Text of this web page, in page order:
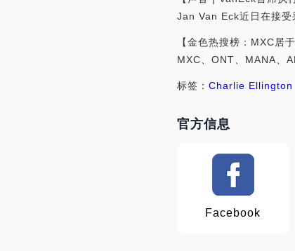
Jan Van Eck近日在接受
【金色热搜榜：MXC居
MXC、ONT、MANA、
标签： Charlie Ellington
官方信息
Facebook